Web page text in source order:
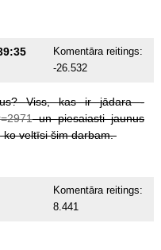
Komentāra reitings:
-26.532
Viss, kas ir jādara
-
un piesaiasti jaunus
ko veltīsi šim darbam.
Komentāra reitings:
8.441